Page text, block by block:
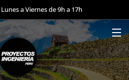
a Viernes de 9h a 17h